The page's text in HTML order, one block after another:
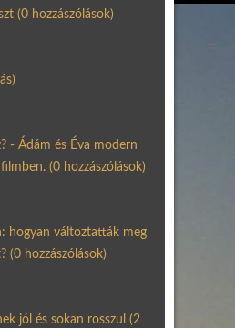
(0 hozzászólások)
- Ádám és Éva modern
(0 hozzászólások)
hogyan változtatták meg
(0 hozzászólások)
jól és sokan rosszul (2